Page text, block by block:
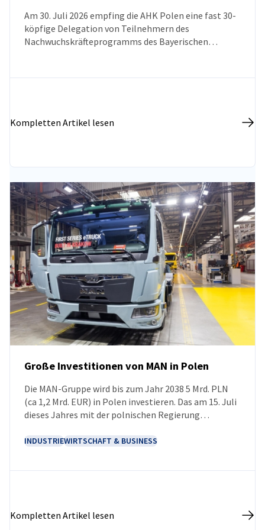
Am 30. Juli 2026 empfing die AHK Polen eine fast 30-
köpfige Delegation von Teilnehmern des
Nachwuchskräfteprogramms des Bayerischen
Marktentwicklungsperspektiven sowie den aktuellen
Kompletten Artikel lesen
NEUIGKEITEN
Große Investitionen von MAN in Polen
Die MAN-Gruppe wird bis zum Jahr 2038 5 Mrd. PLN
(ca 1,2 Mrd. EUR) in Polen investieren. Das am 15. Juli
dieses Jahres mit der polnischen Regierung
die Zusammenarbeit bei der Umsetzung neuer
nächsten Generation von Lkw und Komponenten für
INDUSTRIEWIRTSCHAFT & BUSINESS
Kompletten Artikel lesen